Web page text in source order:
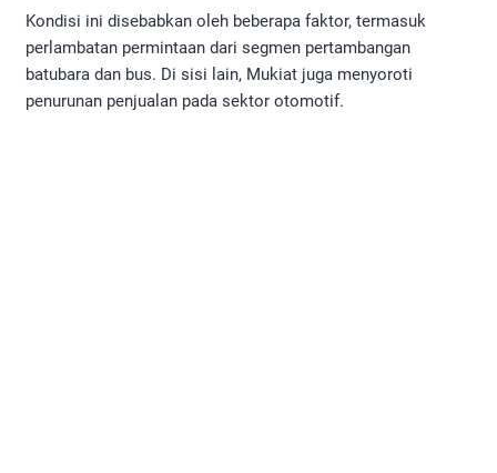
Kondisi ini disebabkan oleh beberapa faktor, termasuk
perlambatan permintaan dari segmen pertambangan
batubara dan bus. Di sisi lain, Mukiat juga menyoroti
penurunan penjualan pada sektor otomotif.